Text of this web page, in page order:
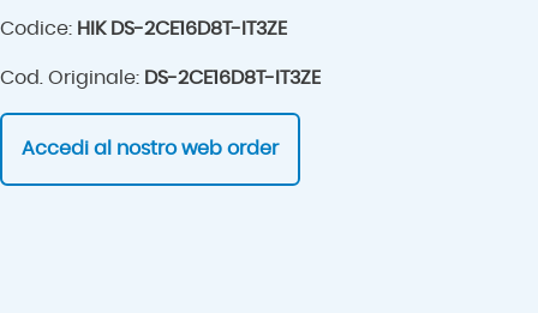
Codice: HIK DS-2CE16D8T-IT3ZE
Cod. Originale: DS-2CE16D8T-IT3ZE
Accedi al nostro web order